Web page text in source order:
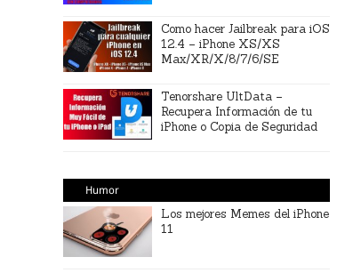
Como hacer Jailbreak para iOS
12.4 – iPhone XS/XS
Max/XR/X/8/7/6/SE
Tenorshare UltData –
Recupera Información de tu
iPhone o Copia de Seguridad
Humor
Los mejores Memes del iPhone
11